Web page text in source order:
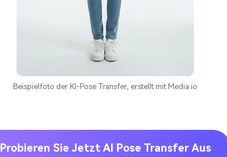
Beispielfoto der KI-Pose Transfer, erstellt mit Media.io
Probieren Sie Jetzt AI Pose Transfer Aus